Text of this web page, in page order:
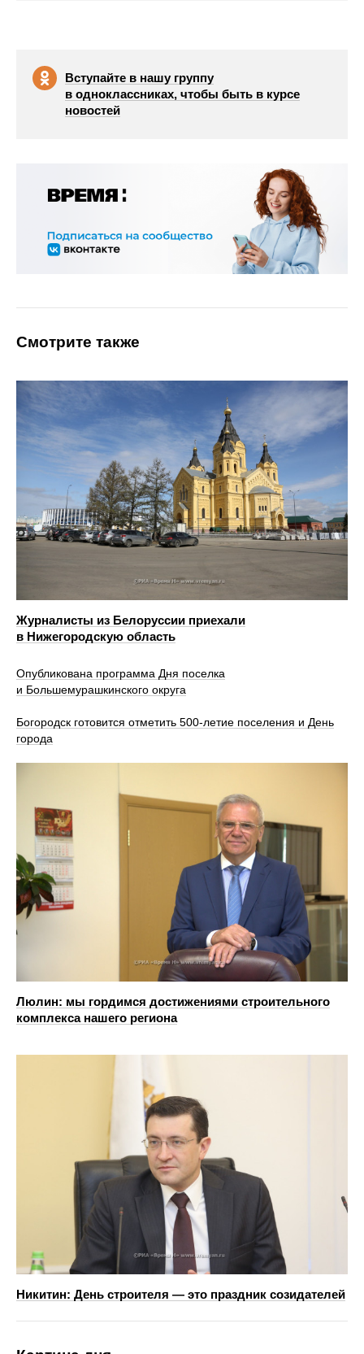
Вступайте в нашу группу
в одноклассниках, чтобы быть в курсе
новостей
Смотрите также
Журналисты из Белоруссии приехали
в Нижегородскую область
Опубликована программа Дня поселка
и Большемурашкинского округа
Богородск готовится отметить 500-летие поселения и День
города
Люлин: мы гордимся достижениями строительного
комплекса нашего региона
Никитин: День строителя — это праздник созидателей